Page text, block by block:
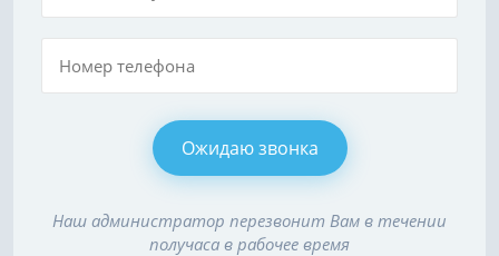
Наш администратор перезвонит Вам в течении
получаса в рабочее время